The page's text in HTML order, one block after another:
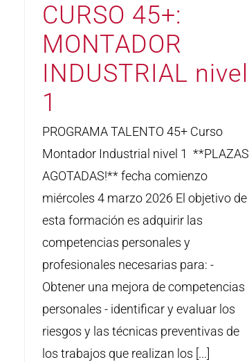
CURSO 45+:
MONTADOR
INDUSTRIAL nivel
1
PROGRAMA TALENTO 45+ Curso
Montador Industrial nivel 1 **PLAZAS
AGOTADAS!** fecha comienzo
miércoles 4 marzo 2026 El objetivo de
esta formación es adquirir las
competencias personales y
profesionales necesarias para: -
Obtener una mejora de competencias
personales - identificar y evaluar los
riesgos y las técnicas preventivas de
los trabajos que realizan los [...]